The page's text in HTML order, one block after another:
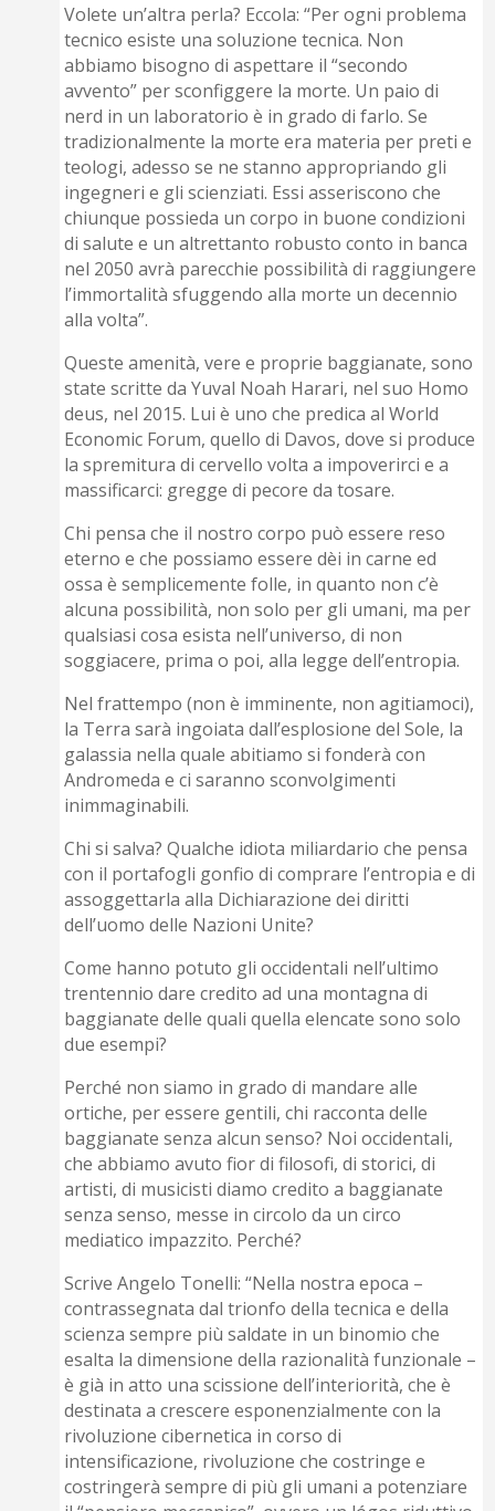
Volete un’altra perla? Eccola: “Per ogni problema
tecnico esiste una soluzione tecnica. Non
abbiamo bisogno di aspettare il “secondo
avvento” per sconfiggere la morte. Un paio di
nerd in un laboratorio è in grado di farlo. Se
tradizionalmente la morte era materia per preti e
teologi, adesso se ne stanno appropriando gli
ingegneri e gli scienziati. Essi asseriscono che
chiunque possieda un corpo in buone condizioni
di salute e un altrettanto robusto conto in banca
nel 2050 avrà parecchie possibilità di raggiungere
l’immortalità sfuggendo alla morte un decennio
alla volta”.
Queste amenità, vere e proprie baggianate, sono
state scritte da Yuval Noah Harari, nel suo Homo
deus, nel 2015. Lui è uno che predica al World
Economic Forum, quello di Davos, dove si produce
la spremitura di cervello volta a impoverirci e a
massificarci: gregge di pecore da tosare.
Chi pensa che il nostro corpo può essere reso
eterno e che possiamo essere dèi in carne ed
ossa è semplicemente folle, in quanto non c’è
alcuna possibilità, non solo per gli umani, ma per
qualsiasi cosa esista nell’universo, di non
soggiacere, prima o poi, alla legge dell’entropia.
Nel frattempo (non è imminente, non agitiamoci),
la Terra sarà ingoiata dall’esplosione del Sole, la
galassia nella quale abitiamo si fonderà con
Andromeda e ci saranno sconvolgimenti
inimmaginabili.
Chi si salva? Qualche idiota miliardario che pensa
con il portafogli gonfio di comprare l’entropia e di
assoggettarla alla Dichiarazione dei diritti
dell’uomo delle Nazioni Unite?
Come hanno potuto gli occidentali nell’ultimo
trentennio dare credito ad una montagna di
baggianate delle quali quella elencate sono solo
due esempi?
Perché non siamo in grado di mandare alle
ortiche, per essere gentili, chi racconta delle
baggianate senza alcun senso? Noi occidentali,
che abbiamo avuto fior di filosofi, di storici, di
artisti, di musicisti diamo credito a baggianate
senza senso, messe in circolo da un circo
mediatico impazzito. Perché?
Scrive Angelo Tonelli: “Nella nostra epoca –
contrassegnata dal trionfo della tecnica e della
scienza sempre più saldate in un binomio che
esalta la dimensione della razionalità funzionale –
è già in atto una scissione dell’interiorità, che è
destinata a crescere esponenzialmente con la
rivoluzione cibernetica in corso di
intensificazione, rivoluzione che costringe e
costringerà sempre di più gli umani a potenziare